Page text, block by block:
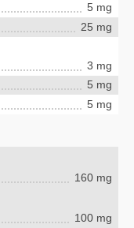
5 mg
25 mg
3 mg
5 mg
5 mg
160 mg
100 mg